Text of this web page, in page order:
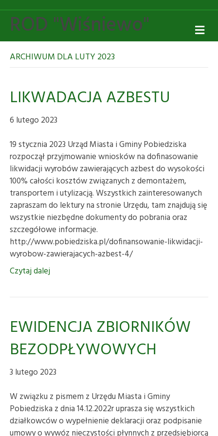
ROD "Wiśniewo"
ARCHIWUM DLA LUTY 2023
LIKWADACJA AZBESTU
6 lutego 2023
19 stycznia 2023 Urząd Miasta i Gminy Pobiedziska
rozpoczął przyjmowanie wniosków na dofinasowanie
likwidacji wyrobów zawierających azbest do wysokości
100% całości kosztów związanych z demontażem,
transportem i utylizacją. Wszystkich zainteresowanych
zapraszam do lektury na stronie Urzędu, tam znajdują się
wszystkie niezbędne dokumenty do pobrania oraz
szczegółowe informacje.
http://www.pobiedziska.pl/dofinansowanie-likwidacji-
wyrobow-zawierajacych-azbest-4/
Czytaj dalej
EWIDENCJA ZBIORNIKÓW
BEZODPŁYWOWYCH
3 lutego 2023
W związku z pismem z Urzędu Miasta i Gminy
Pobiedziska z dnia 14.12.2022r uprasza się wszystkich
działkowców o wypełnienie deklaracji oraz podpisanie
umowy o wywóz nieczystości płynnych z przedsiębiorcą